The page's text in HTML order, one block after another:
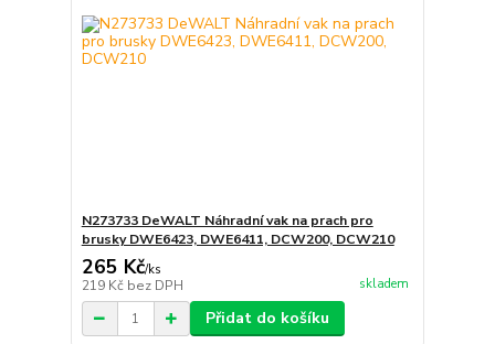
N273733 DeWALT Náhradní vak na prach pro
brusky DWE6423, DWE6411, DCW200, DCW210
265 Kč/ks
219 Kč bez DPH skladem
Přidat do košíku